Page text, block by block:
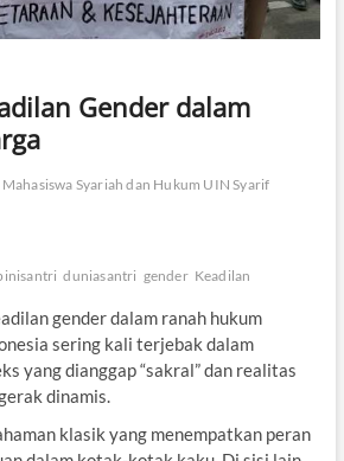
Gender dalam
Syariah dan Hukum UIN Syarif
duniasantri gender Keadilan
gender dalam ranah hukum
sering kali terjebak dalam
yang dianggap “sakral” dan realitas
dinamis.
klasik yang menempatkan peran